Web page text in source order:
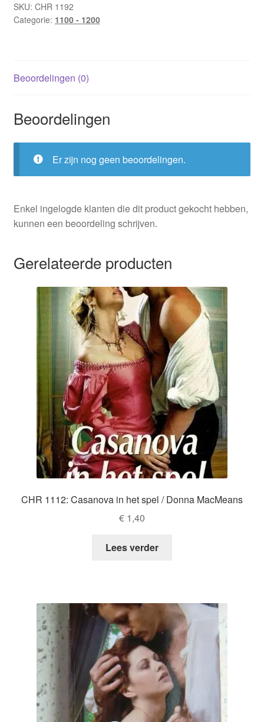
SKU: CHR 1192
Categorie: 1100 - 1200
Beoordelingen (0)
Beoordelingen
Er zijn nog geen beoordelingen.
Enkel ingelogde klanten die dit product gekocht hebben,
kunnen een beoordeling schrijven.
Gerelateerde producten
CHR 1112: Casanova in het spel / Donna MacMeans
€ 1,40
Lees verder